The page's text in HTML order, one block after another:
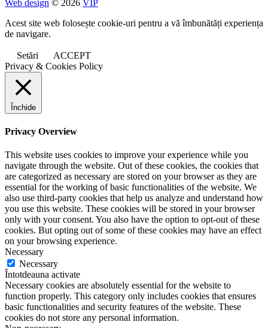
Web design © 2026 VIP
Acest site web folosește cookie-uri pentru a vă îmbunătăți experiența
de navigare.
Setări
ACCEPT
Privacy & Cookies Policy
Închide
Privacy Overview
This website uses cookies to improve your experience while you
navigate through the website. Out of these cookies, the cookies that
are categorized as necessary are stored on your browser as they are
essential for the working of basic functionalities of the website. We
also use third-party cookies that help us analyze and understand how
you use this website. These cookies will be stored in your browser
only with your consent. You also have the option to opt-out of these
cookies. But opting out of some of these cookies may have an effect
on your browsing experience.
Necessary
Necessary
Întotdeauna activate
Necessary cookies are absolutely essential for the website to
function properly. This category only includes cookies that ensures
basic functionalities and security features of the website. These
cookies do not store any personal information.